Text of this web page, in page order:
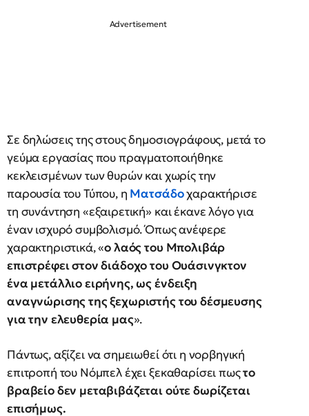
Σε δηλώσεις της στους δημοσιογράφους, μετά το
γεύμα εργασίας που πραγματοποιήθηκε
κεκλεισμένων των θυρών και χωρίς την
παρουσία του Τύπου, η Ματσάδοχαρακτήρισε
τη συνάντηση «εξαιρετική» και έκανε λόγο για
έναν ισχυρό συμβολισμό. Όπως ανέφερε
χαρακτηριστικά, «ο λαός του Μπολιβάρ
επιστρέφει στον διάδοχο του Ουάσινγκτον
ένα μετάλλιο ειρήνης, ως ένδειξη
αναγνώρισης της ξεχωριστής του δέσμευσης
για την ελευθερία μας».
Πάντως, αξίζει να σημειωθεί ότι η νορβηγική
επιτροπή του Νόμπελ έχει ξεκαθαρίσει πωςτο
βραβείο δεν μεταβιβάζεται ούτε δωρίζεται
επισήμως.